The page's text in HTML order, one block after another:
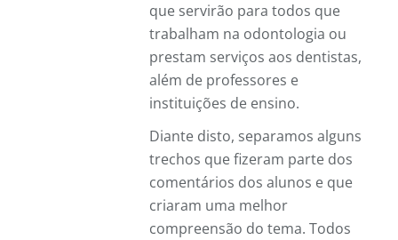
que servirão para todos que
trabalham na odontologia ou
prestam serviços aos dentistas,
além de professores e
instituições de ensino.
Diante disto, separamos alguns
trechos que fizeram parte dos
comentários dos alunos e que
criaram uma melhor
compreensão do tema. Todos